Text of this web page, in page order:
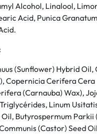
Alcohol, Linalool,
Acid, Punica
(Sunflower) Hybrid Oil,
Copernicia Cerifera Cera
(Carnauba) Wax),
Linum
Butyrospermum Parkii
(Castor) Seed